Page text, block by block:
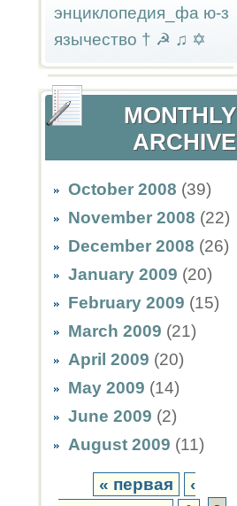
энциклопедия_фа ю-з
язычество † ☭ ♫ ✡
MONTHLY
ARCHIVE
October 2008 (39)
November 2008 (22)
December 2008 (26)
January 2009 (20)
February 2009 (15)
March 2009 (21)
April 2009 (20)
May 2009 (14)
June 2009 (2)
August 2009 (11)
« первая
‹